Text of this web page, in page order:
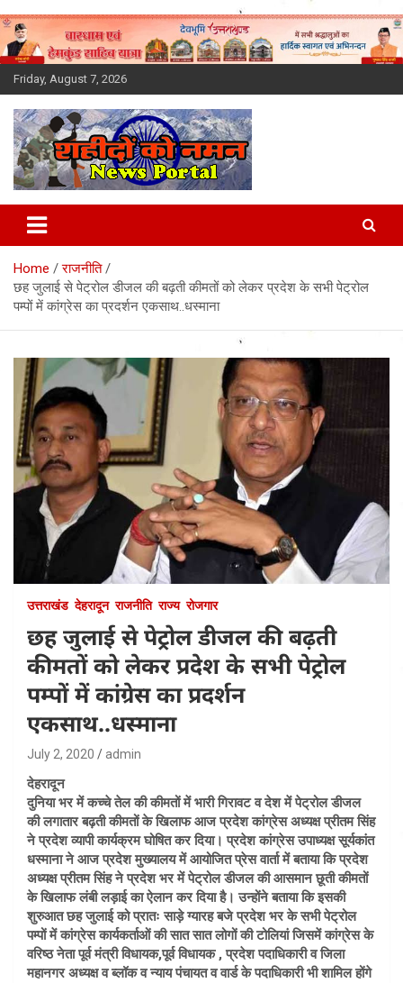
Skip
to
content
Friday, August 7, 2026
Latest News Today, Breaking
News, Uttarakhand News in
Hindi
Home
राजनीति
छह जुलाई से पेट्रोल डीजल की बढ़ती कीमतों को लेकर प्रदेश के सभी पेट्रोल
पम्पों में कांग्रेस का प्रदर्शन एकसाथ..धस्माना
उत्तराखंड देहरादून राजनीति राज्य रोजगार
छह जुलाई से पेट्रोल डीजल की बढ़ती
कीमतों को लेकर प्रदेश के सभी पेट्रोल
पम्पों में कांग्रेस का प्रदर्शन
एकसाथ..धस्माना
July 2, 2020 admin
देहरादून
दुनिया भर में कच्चे तेल की कीमतों में भारी गिरावट व देश में पेट्रोल डीजल
की लगातार बढ़ती कीमतों के खिलाफ आज प्रदेश कांग्रेस अध्यक्ष प्रीतम सिंह
ने प्रदेश व्यापी कार्यक्रम घोषित कर दिया। प्रदेश कांग्रेस उपाध्यक्ष सूर्यकांत
धस्माना ने आज प्रदेश मुख्यालय में आयोजित प्रेस वार्ता में बताया कि प्रदेश
अध्यक्ष प्रीतम सिंह ने प्रदेश भर में पेट्रोल डीजल की आसमान छूती कीमतों
के खिलाफ लंबी लड़ाई का ऐलान कर दिया है। उन्होंने बताया कि इसकी
शुरुआत छह जुलाई को प्रातः साड़े ग्यारह बजे प्रदेश भर के सभी पेट्रोल
पम्पों में कांग्रेस कार्यकर्ताओं की सात सात लोगों की टोलियां जिसमें कांग्रेस के
वरिष्ठ नेता पूर्व मंत्री विधायक,पूर्व विधायक , प्रदेश पदाधिकारी व जिला
महानगर अध्यक्ष व ब्लॉक व न्याय पंचायत व वार्ड के पदाधिकारी भी शामिल होंगे